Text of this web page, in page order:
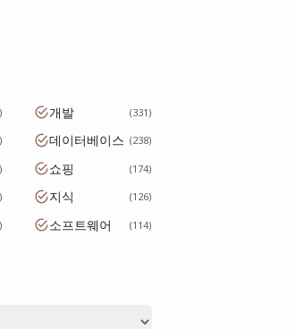
개발 331
데이터베이스 238
쇼핑 174
지식 126
소프트웨어 114